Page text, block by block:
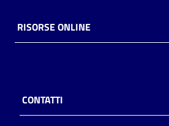
storico
per
RISORSE ONLINE
CONTATTI